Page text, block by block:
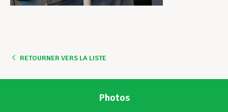
RETOURNER VERS LA LISTE
Photos